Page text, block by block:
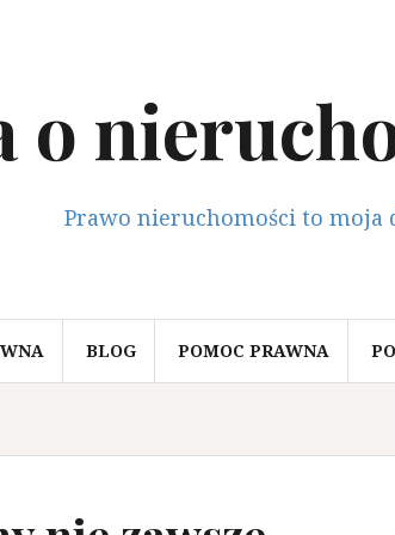
o
Prawo nieruchomości to moja
BLOG POMOC PRAWNA